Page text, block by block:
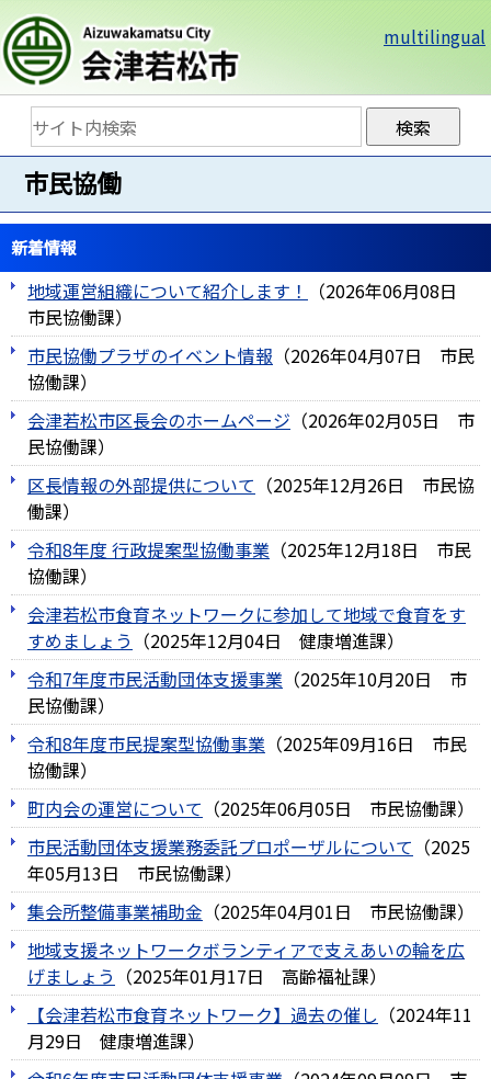
multilingual
市民協働
新着情報
地域運営組織について紹介します！ （2026年06月08日
市民協働課）
市民協働プラザのイベント情報 （2026年04月07日
市民
協働課）
会津若松市区長会のホームページ （2026年02月05日
市
民協働課）
区長情報の外部提供について （2025年12月26日
市民協
働課）
令和8年度 行政提案型協働事業 （2025年12月18日
市民
協働課）
会津若松市食育ネットワークに参加して地域で食育をす
すめましょう （2025年12月04日 健康増進課）
令和7年度市民活動団体支援事業 （2025年10月20日
市
民協働課）
令和8年度市民提案型協働事業 （2025年09月16日
市民
協働課）
町内会の運営について （2025年06月05日 市民協働課）
市民活動団体支援業務委託プロポーザルについて （2025
年05月13日
市民協働課）
集会所整備事業補助金 （2025年04月01日 市民協働課）
地域支援ネットワークボランティアで支えあいの輪を広
げましょう （2025年01月17日 高齢福祉課）
【会津若松市食育ネットワーク】過去の催し （2024年11
月29日
健康増進課）